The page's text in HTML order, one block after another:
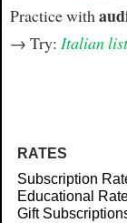
Practice with
→ Try: Italian
RATES
Subscription
Educational
Gift